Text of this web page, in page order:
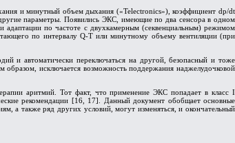
и минутный объем дыхания («Telectronics»), коэффициент dp/dt
параметры. Появились ЭКС, имеющие по два сенсора в одном
адаптации по частоте с двухкамерным (секвенциальным) режимом
по интервалу Q-Т или минутному объему вентиляции (при
и автоматически переключаться на другой, безопасный и тоже
исключается возможность поддержания наджелудочковой
аритмий. Тот факт, что применение ЭКС попадает в класс I
рекомендации [16, 17]. Данный документ обобщает основные
а также ряд других условий, могут изменяться, и окончательный